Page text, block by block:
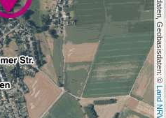
, Kartendaten, Geobasisdaten: ©
Land NRW